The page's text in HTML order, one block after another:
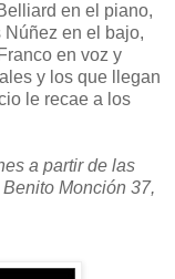
en el piano,
en el bajo,
en voz y
y los que llegan
le recae a los
a partir de las
Monción 37,